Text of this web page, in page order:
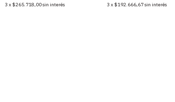
3 x $265.718,00sin interés 3 x $192.666,67sin interés